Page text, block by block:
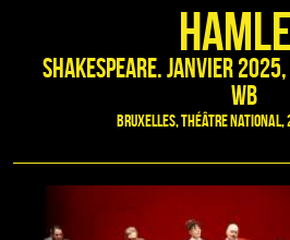
Shakespeare. Janvier
WB
Bruxelles, Théâtre National,